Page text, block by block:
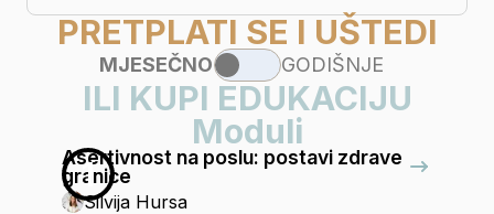
PRETPLATI SE I UŠTEDI
MJESEČNO GODIŠNJE
ILI KUPI EDUKACIJU
Moduli
1
Asertivnost na poslu: postavi zdrave
granice
Silvija Hursa